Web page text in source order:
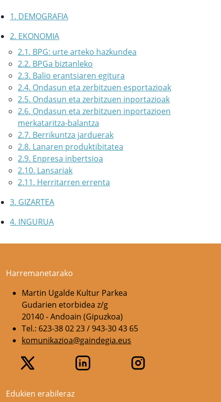
1. DEMOGRAFIA
2. EKONOMIA
2.1. BPG: urte arteko hazkundea
2.2. BPGa biztanleko
2.3. Balio erantsiaren egitura
2.4. Ondasun eta zerbitzuen esportazioak
2.5. Ondasun eta zerbitzuen inportazioak
2.6. Ondasun eta zerbitzuen inportazioen
merkataritza-balantza
2.7. Berrikuntza jarduerak
2.8. Lanaren produktibitatea
2.9. Enpresa inbertsioa
2.10. Lansariak
2.11. Herritarren errenta
3. GIZARTEA
4. INGURUA
Harremanetarako
Martin Ugalde Kultur Parkea
Gudarien etorbidea z/g
20140 - Andoain (Gipuzkoa)
Tel.: 623-38 02 23 / 943-30 43 65
komunikazioa@gaindegia.eus
Edukien erabileraz